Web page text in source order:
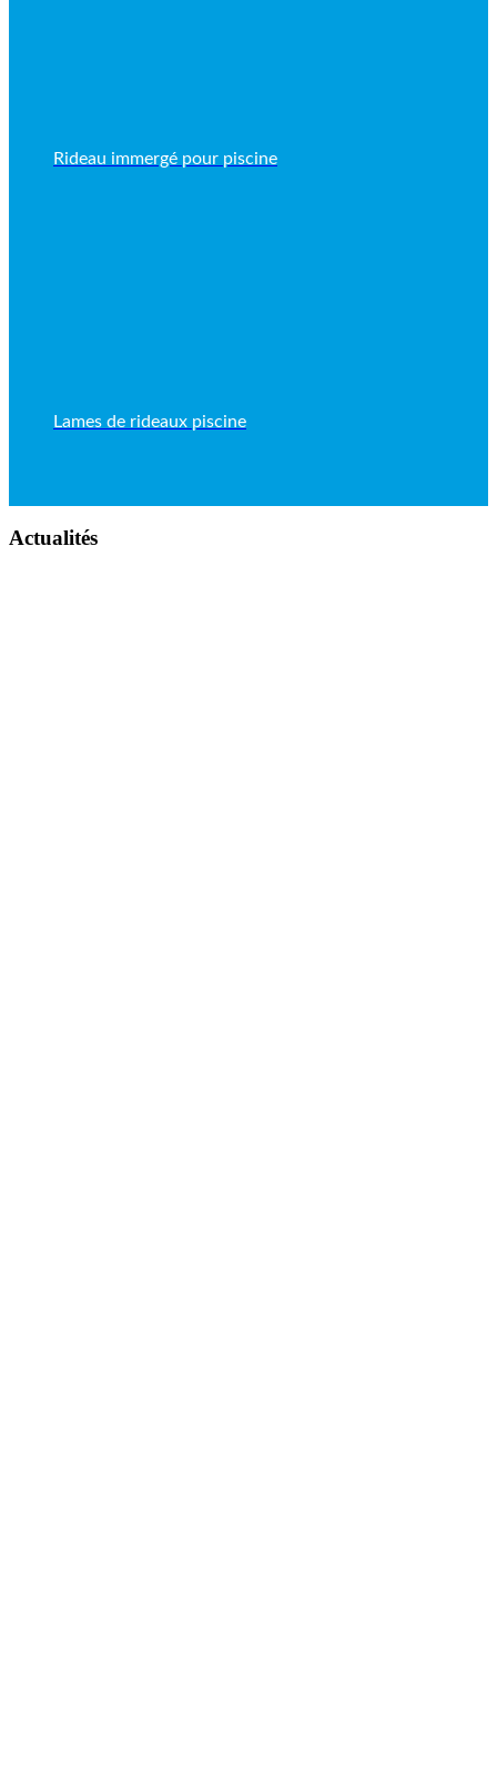
Rideau immergé pour piscine
Lames de rideaux piscine
Actualités